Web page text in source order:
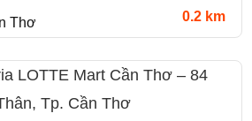
Thơ 0.2 km
LOTTE Mart Cần Thơ – 84
Tp. Cần Thơ